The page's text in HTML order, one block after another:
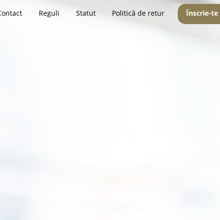
Reguli Statut Politică de retur Înscrie-te